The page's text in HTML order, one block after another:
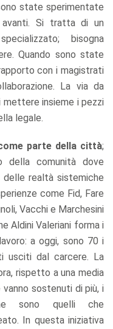
state sperimentate
avanti. Si tratta di un
bisogna
Quando sono state
con i magistrati
La via da
mettere insieme i pezzi
legale.
parte della città;
della comunità dove
realtà sistemiche
come Fid, Fare
Vacchi e Marchesini
Aldini Valeriani forma i
a oggi, sono 70 i
usciti dal carcere. La
rispetto a una media
vanno sostenuti di più, i
sono quelli che
In questa iniziativa